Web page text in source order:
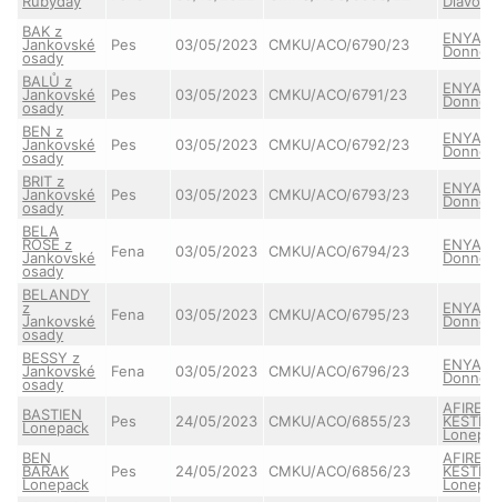
BAK z
Jankovské
osady
Pes 03/05/2023 CMKU/ACO/6790/23 ENYA
BALŮ z
Jankovské
osady
Pes 03/05/2023 CMKU/ACO/6791/23 ENYA
BEN z
Jankovské
osady
Pes 03/05/2023 CMKU/ACO/6792/23 ENYA
BRIT z
Jankovské
osady
Pes 03/05/2023 CMKU/ACO/6793/23 ENYA
BELA
ROSE z
Jankovské
osady
Fena 03/05/2023 CMKU/ACO/6794/23 ENYA
BELANDY
z
Jankovské
osady
Fena 03/05/2023 CMKU/ACO/6795/23 ENYA
BESSY z
Jankovské
osady
Fena 03/05/2023 CMKU/ACO/6796/23 ENYA
BASTIEN
Lonepack Pes 24/05/2023 CMKU/ACO/6855/23
AFIRE
BEN
BARAK
Lonepack
Pes 24/05/2023 CMKU/ACO/6856/23
AFIRE